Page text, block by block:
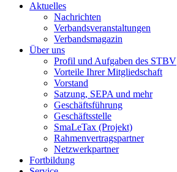
Aktuelles
Nachrichten
Verbandsveranstaltungen
Verbandsmagazin
Über uns
Profil und Aufgaben des STBV
Vorteile Ihrer Mitgliedschaft
Vorstand
Satzung, SEPA und mehr
Geschäftsführung
Geschäftsstelle
SmaLeTax (Projekt)
Rahmenvertragspartner
Netzwerkpartner
Fortbildung